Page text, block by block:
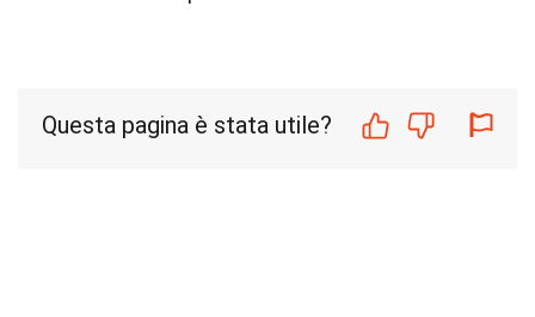
Questa pagina è stata utile?